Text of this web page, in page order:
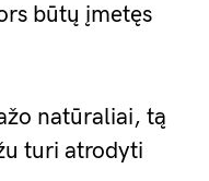
būtų įmetęs
natūraliai, tą
turi atrodyti